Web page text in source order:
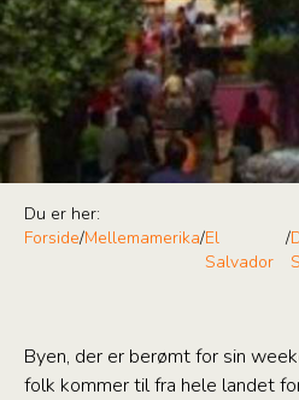
Du er her:
Forside/Mellemamerika/El
Salvador
/
Byen, der er berømt for sin
folk kommer til fra hele landet